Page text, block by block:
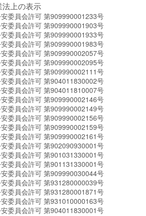
上の表示
委員会許可 第909990001233号
委員会許可 第909990001903号
委員会許可 第909990001933号
委員会許可 第909990001983号
委員会許可 第909990002057号
委員会許可 第909990002095号
委員会許可 第909990002111号
委員会許可 第904011830002号
委員会許可 第904011810007号
委員会許可 第909990002146号
委員会許可 第909990002149号
委員会許可 第909990002156号
委員会許可 第909990002159号
委員会許可 第909990002161号
委員会許可 第902090930001号
委員会許可 第901031330001号
委員会許可 第901131330001号
委員会許可 第909990030044号
委員会許可 第931280000039号
委員会許可 第931280001871号
委員会許可 第931010000163号
委員会許可 第904011830001号